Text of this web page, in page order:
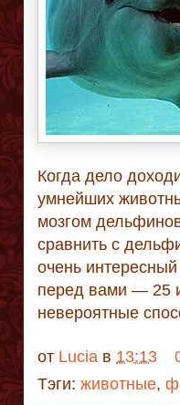
Когда дело
умнейших
мозгом
сравнить с
очень
перед вами — 25
невероятные
от Lucia в 13:13
Тэги: животные,